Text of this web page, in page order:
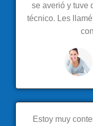
se averió y tuve
técnico. Les
Estoy muy